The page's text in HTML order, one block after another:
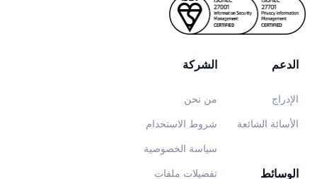
الشركة
من نحن
شروط الاستخدام
سياسة الخصوصية
تفضيلات ملفات
الدعم
الإدراج
الأسائة الشائعة
الوسائط